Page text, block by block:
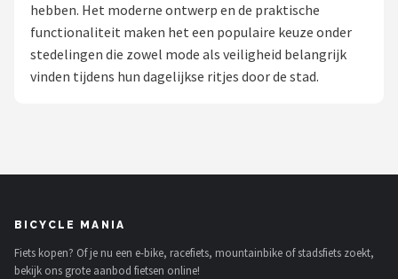
Elektrische fietsen
Mountainbikes
ABUS
hebben. Het moderne ontwerp en de praktische
functionaliteit maken het een populaire keuze onder
stedelingen die zowel mode als veiligheid belangrijk
vinden tijdens hun dagelijkse ritjes door de stad.
BICYCLE MANIA
Fiets kopen? Of je nu een e-bike, racefiets, mountainbike of stadsfiets zoekt,
bekijk ons grote aanbod fietsen online!